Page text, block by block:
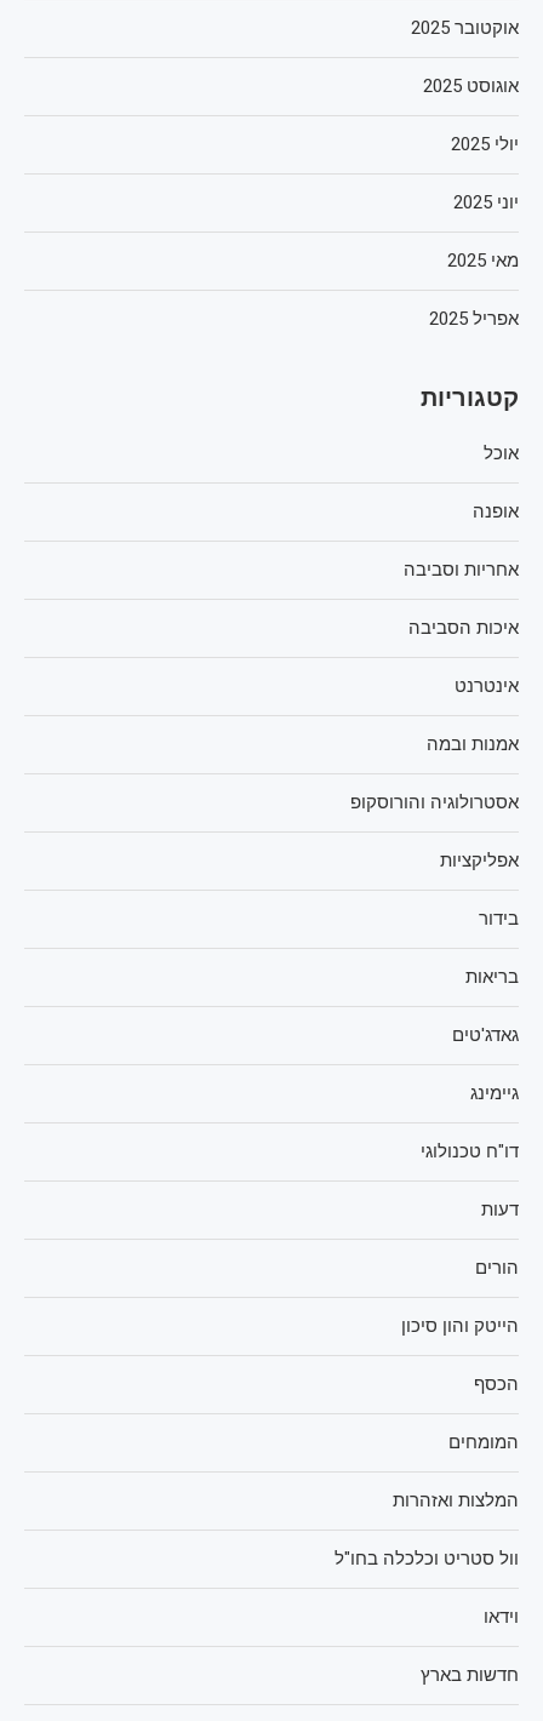
אוקטובר 2025
אוגוסט 2025
יולי 2025
יוני 2025
מאי 2025
אפריל 2025
קטגוריות
אוכל
אופנה
אחריות וסביבה
איכות הסביבה
אינטרנט
אמנות ובמה
אסטרולוגיה והורוסקופ
אפליקציות
בידור
בריאות
גאדג'טים
גיימינג
דו"ח טכנולוגי
דעות
הורים
הייטק והון סיכון
הכסף
המומחים
המלצות ואזהרות
וול סטריט וכלכלה בחו"ל
וידאו
חדשות בארץ